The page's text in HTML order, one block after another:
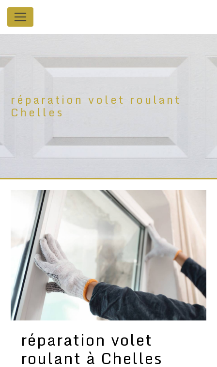
Panneau de gestion des cookies
réparation volet roulant
Chelles
réparation volet
roulant à Chelles